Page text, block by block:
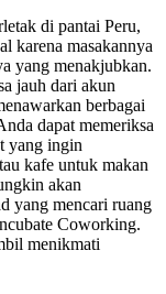
di pantai Peru,
karena masakannya
yang menakjubkan.
jauh dari akun
berbagai
dapat memeriksa
yang ingin
kafe untuk makan
akan
yang mencari ruang
Coworking.
menikmati